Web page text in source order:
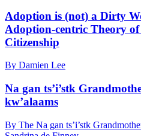
Adoption is (not) a Dirty
Adoption-centric Theory
Citizenship
By Damien Lee
Na gan ts’i’stk
kw’alaams
By The Na gan ts’i’stk